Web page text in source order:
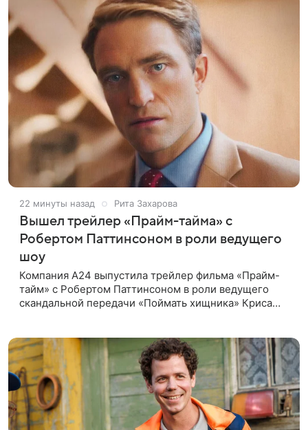
22 минуты назад Рита Захарова
Вышел трейлер «Прайм-тайма» с
Робертом Паттинсоном в роли ведущего
шоу
Компания A24 выпустила трейлер фильма «Прайм-
тайм» с Робертом Паттинсоном в роли ведущего
скандальной передачи «Поймать хищника» Криса